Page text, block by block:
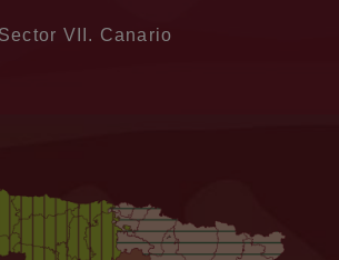
Sector VII. Canario